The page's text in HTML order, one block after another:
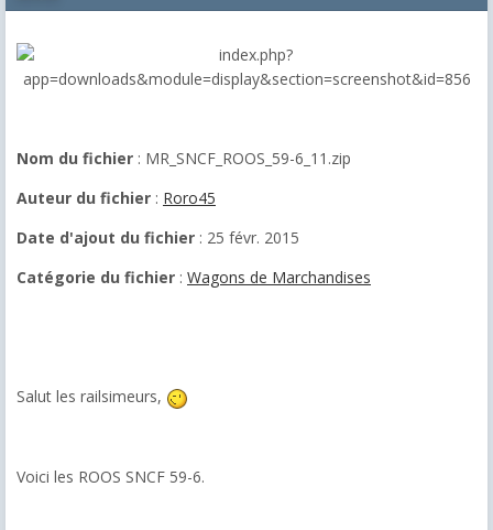
Nom du fichier : MR_SNCF_ROOS_59-6_11.zip
Auteur du fichier : Roro45
Date d'ajout du fichier : 25 févr. 2015
Catégorie du fichier : Wagons de Marchandises
Salut les railsimeurs,
Voici les ROOS SNCF 59-6.